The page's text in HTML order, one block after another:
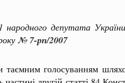
депутата
№ 7-рп/2007
голосуванням